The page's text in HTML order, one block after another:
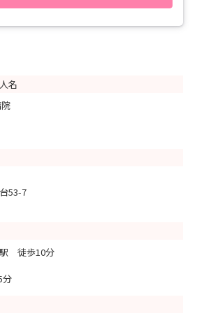
歴書（ご持参か、事前送付可能）
名
53-7
駅 徒歩10分
分